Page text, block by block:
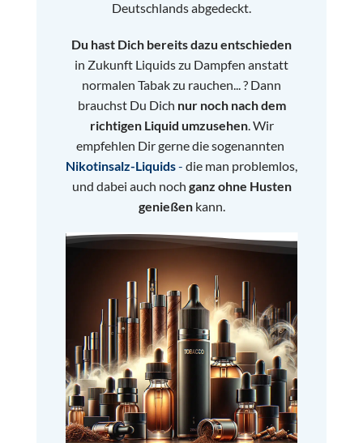
Deutschlands abgedeckt.
Du hast Dich bereits dazu entschieden
in Zukunft Liquids zu Dampfen anstatt
normalen Tabak zu rauchen... ? Dann
brauchst Du Dich nur noch nach dem
richtigen Liquid umzusehen. Wir
empfehlen Dir gernedie sogenannten
Nikotinsalz-Liquids- die man problemlos,
und dabei auch noch ganz ohne Husten
genießenkann.